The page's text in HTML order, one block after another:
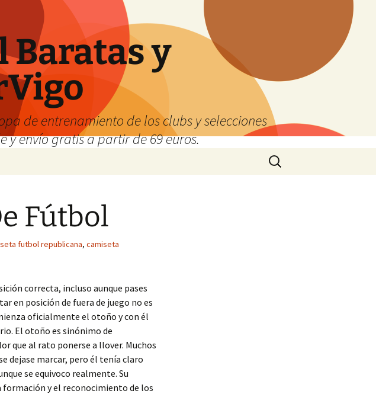
Baratas y
de entrenamiento de los clubs y selecciones
y envío gratis a partir de 69 euros.
Buscar:
Fútbol
futbol republicana, camiseta
correcta, incluso aunque pases
en posición de fuera de juego no es
oficialmente el otoño y con él
El otoño es sinónimo de
que al rato ponerse a llover. Muchos
dejase marcar, pero él tenía claro
se equivoco realmente. Su
y el reconocimiento de los